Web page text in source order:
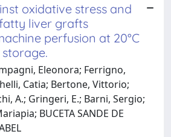
oxidative stress and
liver grafts
perfusion at 20°C
Eleonora; Ferrigno,
Catia; Bertone, Vittorio;
A.; Gringeri, E.; Barni, Sergio;
BUCETA SANDE DE